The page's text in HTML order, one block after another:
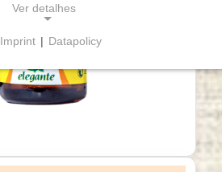
Ver detalhes
permitem funcionalidades
para o funcionamento
Imprint | Datapolicy